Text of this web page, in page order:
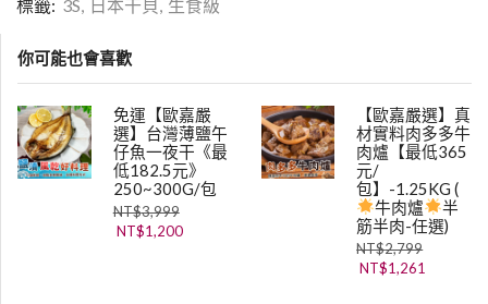
標籤: 3S 日本干貝 生食級
你可能也會喜歡
免運【歐嘉嚴
選】台灣薄鹽午
仔魚一夜干《最
低182.5元》
250~300G/包
NT$3,999
NT$1,200
【歐嘉嚴選】真
材實料肉多多牛
肉爐【最低365
元/
包】-1.25KG (
牛肉爐
半
筋半肉-任選)
NT$2,799
NT$1,261